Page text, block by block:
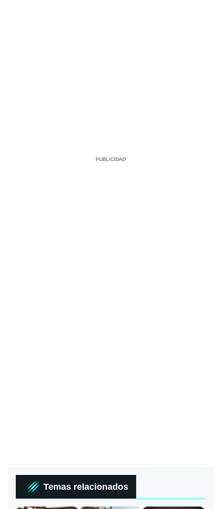
Temas relacionados